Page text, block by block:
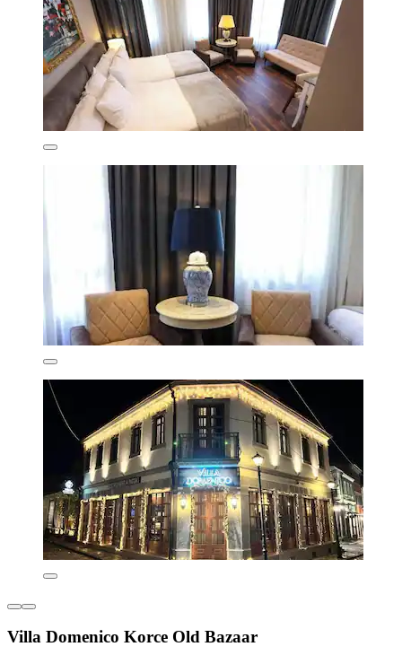
Villa Domenico Korce Old Bazaar